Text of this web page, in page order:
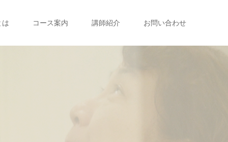
は コース案内 講師紹介 お問い合わせ